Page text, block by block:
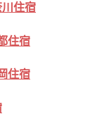
住宿
住宿
住宿